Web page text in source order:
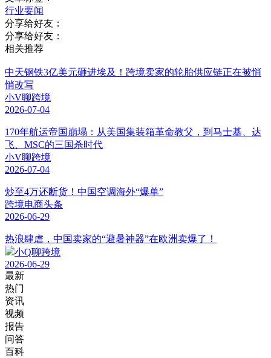
行业要闻
分享给好友：
分享给好友：
相关推荐
中天钢铁3亿美元砸进埃及！跨境卖家的轮胎供应链正在被悄
悄改写
小V聊跨境
2026-07-04
170年航运帝国崩塌：从美国集装箱革命教父，到马士基、达
飞、MSC的三国杀时代
小V聊跨境
2026-07-04
炒至4万还断货！中国空调海外“爆单”
跨境电商头条
2026-06-29
热浪肆虐，中国卖家的“避暑神器”在欧洲卖爆了！
小Q聊跨境
2026-06-29
最新
热门
资讯
视频
报告
问答
百科